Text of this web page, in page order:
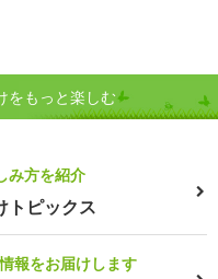
をもっと楽しむ
み方を紹介
トピックス
報をお届けします